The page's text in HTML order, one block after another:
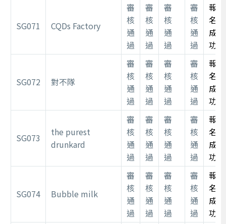
SG071 CQDs Factory
審
核
通
過
審
核
通
過
審
核
通
過
審
核
通
過
報
名
成
功
SG072 對不隊
審
核
通
過
審
核
通
過
審
核
通
過
審
核
通
過
報
名
成
功
SG073
the purest
drunkard
審
核
通
過
審
核
通
過
審
核
通
過
審
核
通
過
報
名
成
功
SG074 Bubble milk
審
核
通
過
審
核
通
過
審
核
通
過
審
核
通
過
報
名
成
功